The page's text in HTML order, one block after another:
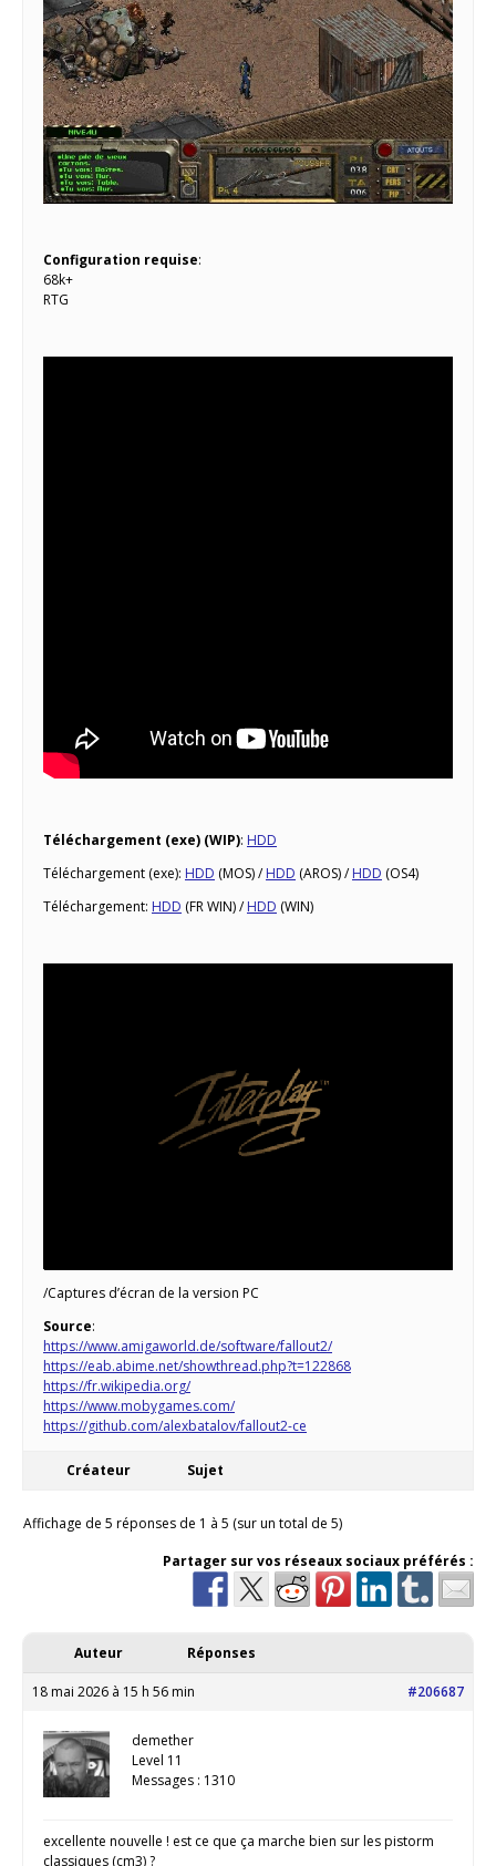
Configuration requise:
68k+
RTG
Téléchargement (exe) (WIP): HDD
Téléchargement (exe): HDD (MOS) /HDD (AROS) /HDD (OS4)
Téléchargement: HDD (FR WIN) /HDD (WIN)
/Captures d’écran de la version PC
Source:
https://www.amigaworld.de/software/fallout2/
https://eab.abime.net/showthread.php?t=122868
https://fr.wikipedia.org/
https://www.mobygames.com/
https://github.com/alexbatalov/fallout2-ce
Créateur Sujet
Affichage de 5 réponses de 1 à 5 (sur un total de 5)
Partager sur vos réseaux sociaux préférés :
Auteur Réponses
18 mai 2026 à 15 h 56 min #206687
demether
Level 11
Messages : 1310
excellente nouvelle ! est ce que ça marche bien sur les pistorm
classiques (cm3) ?